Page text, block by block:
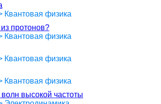
Квантовая физика
протонов?
Квантовая физика
Квантовая физика
Квантовая физика
высокой частоты